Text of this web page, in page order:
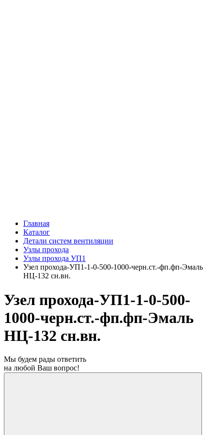
Главная
Каталог
Детали систем вентиляции
Узлы прохода
Узлы прохода УП1
Узел прохода-УП1-1-0-500-1000-черн.ст.-фп.фп-Эмаль
НЦ-132 сн.вн.
Узел прохода-УП1-1-0-500-
1000-черн.ст.-фп.фп-Эмаль
НЦ-132 сн.вн.
Мы будем рады ответить
на любой Ваш вопрос!